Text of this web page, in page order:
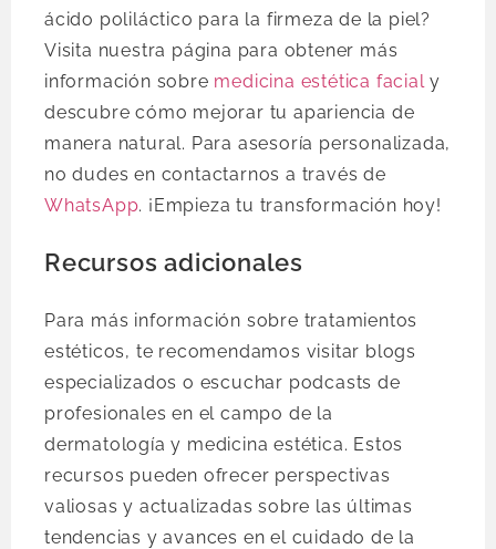
ácido poliláctico para la firmeza de la piel?
Visita nuestra página para obtener más
información sobre medicina estética facial y
descubre cómo mejorar tu apariencia de
manera natural. Para asesoría personalizada,
no dudes en contactarnos a través de
WhatsApp. ¡Empieza tu transformación hoy!
Recursos adicionales
Para más información sobre tratamientos
estéticos, te recomendamos visitar blogs
especializados o escuchar podcasts de
profesionales en el campo de la
dermatología y medicina estética. Estos
recursos pueden ofrecer perspectivas
valiosas y actualizadas sobre las últimas
tendencias y avances en el cuidado de la